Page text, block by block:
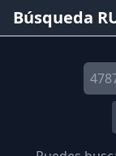
Búsqueda